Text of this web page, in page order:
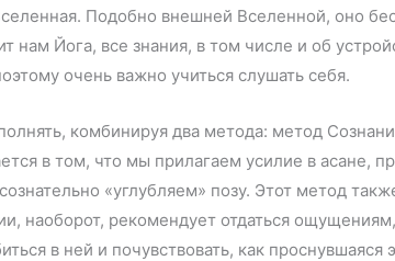
Подобно внешней Вселенной, оно
нам Йога, все знания, в том числе и об
очень важно учиться слушать себя.
комбинируя два метода: метод
в том, что мы прилагаем усилие в асане,
«углубляем» позу. Этот метод
наоборот, рекомендует отдаться
в ней и почувствовать, как проснувшаяся